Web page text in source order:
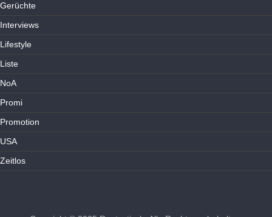
Gerüchte
Interviews
Lifestyle
Liste
NoA
Promi
Promotion
USA
Zeitlos